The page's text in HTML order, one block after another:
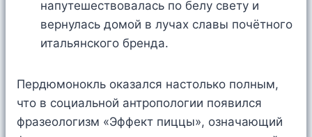
напутешествовалась по белу свету и
вернулась домой в лучах славы почётного
итальянского бренда.
Пердюмонокль оказался настолько полным,
что в социальной антропологии появился
фразеологизм «Эффект пиццы», означающий